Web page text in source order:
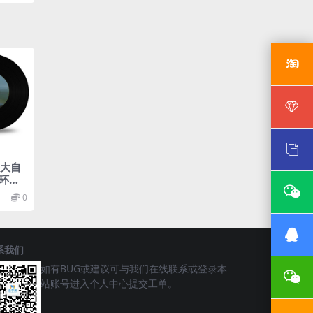
自
绕
0
我们
如有BUG或建议可与我们在线联系或登录本
站账号进入个人中心提交工单。